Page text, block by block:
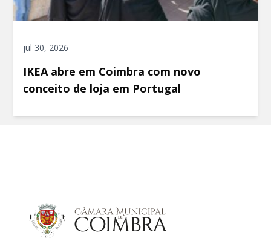
jul 30, 2026
IKEA abre em Coimbra com novo
conceito de loja em Portugal